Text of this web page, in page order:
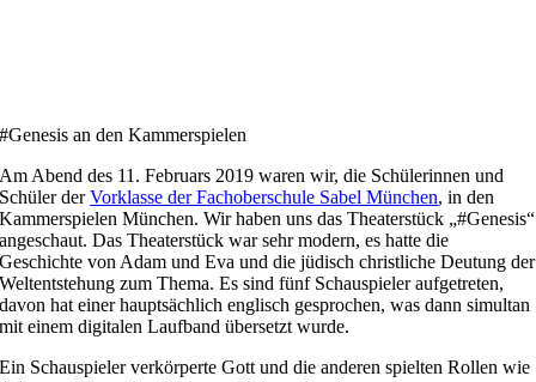
#Genesis an den Kammerspielen
Am Abend des 11. Februars 2019 waren wir, die Schülerinnen und
Schüler derVorklasse der Fachoberschule Sabel München, in den
Kammerspielen München. Wir haben uns das Theaterstück „#Genesis“
angeschaut. Das Theaterstück war sehr modern, es hatte die
Geschichte von Adam und Eva und die jüdisch christliche Deutung der
Weltentstehung zum Thema. Es sind fünf Schauspieler aufgetreten,
davon hat einer hauptsächlich englisch gesprochen, was dann simultan
mit einem digitalen Laufband übersetzt wurde.
Ein Schauspieler verkörperte Gott und die anderen spielten Rollen wie